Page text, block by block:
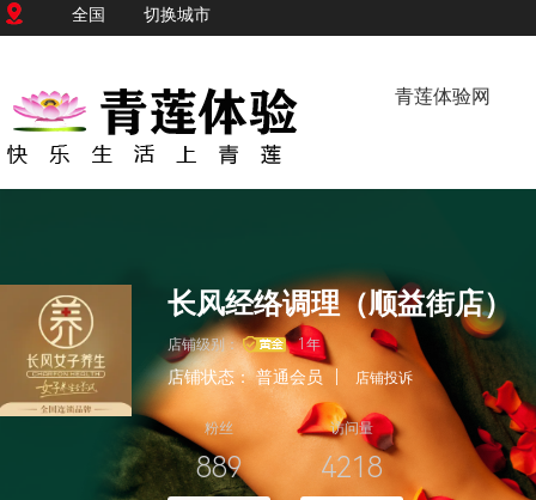
全国 切换城市
青莲体验网
长风经络调理（顺益街店）
店铺级别： 1年
店铺状态：普通会员 店铺投诉
粉丝
889
访问量
4218